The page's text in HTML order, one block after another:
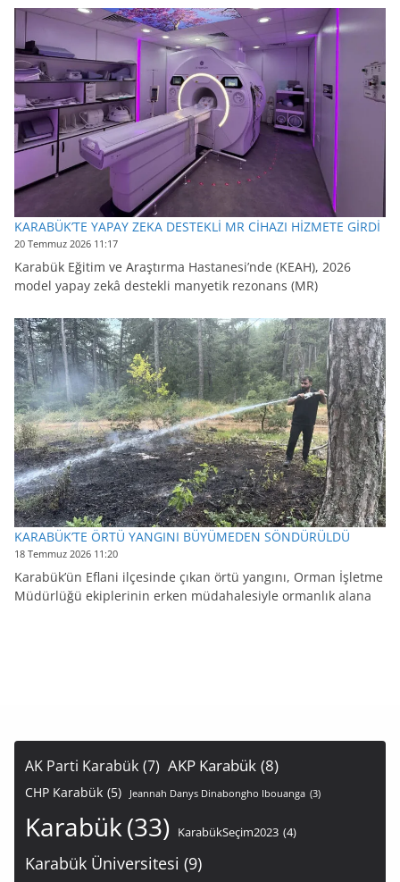
KARABÜK’TE YAPAY ZEKA DESTEKLİ MR CİHAZI HİZMETE GİRDİ
20 Temmuz 2026 11:17
Karabük Eğitim ve Araştırma Hastanesi’nde (KEAH), 2026
model yapay zekâ destekli manyetik rezonans (MR)
KARABÜK’TE ÖRTÜ YANGINI BÜYÜMEDEN SÖNDÜRÜLDÜ
18 Temmuz 2026 11:20
Karabük’ün Eflani ilçesinde çıkan örtü yangını, Orman İşletme
Müdürlüğü ekiplerinin erken müdahalesiyle ormanlık alana
AK Parti Karabük (7) AKP Karabük (8)
CHP Karabük (5) Jeannah Danys Dinabongho Ibouanga (3)
Karabük(33) KarabükSeçim2023 (4)
Karabük Üniversitesi (9)